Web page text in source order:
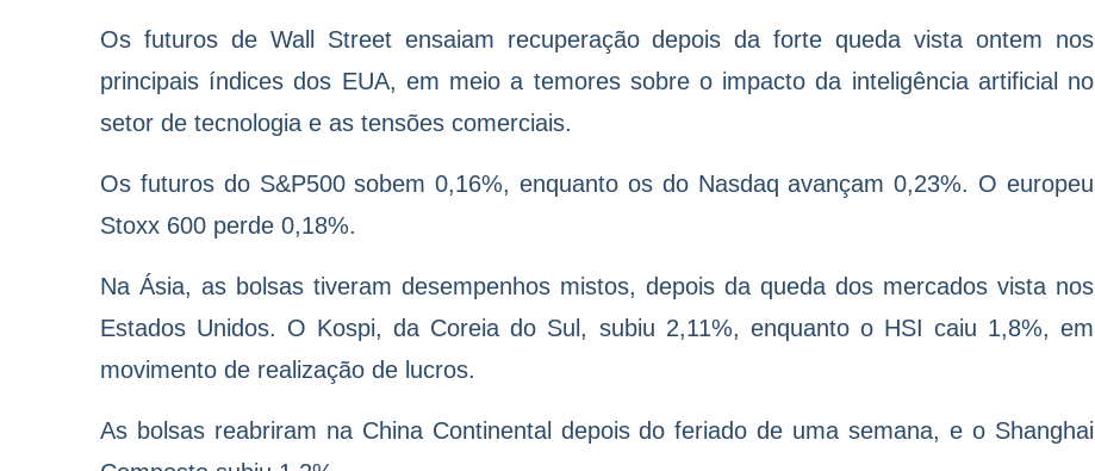
Os futuros de Wall Street ensaiam recuperação depois da forte queda vista ontem nos
principais índices dos EUA, em meio a temores sobre o impacto da inteligência artificial no
setor de tecnologia e as tensões comerciais.
Os futuros do S&P500 sobem 0,16%, enquanto os do Nasdaq avançam 0,23%. O europeu
Stoxx 600 perde 0,18%.
Na Ásia, as bolsas tiveram desempenhos mistos, depois da queda dos mercados vista nos
Estados Unidos. O Kospi, da Coreia do Sul, subiu 2,11%, enquanto o HSI caiu 1,8%, em
movimento de realização de lucros.
As bolsas reabriram na China Continental depois do feriado de uma semana, e o Shanghai